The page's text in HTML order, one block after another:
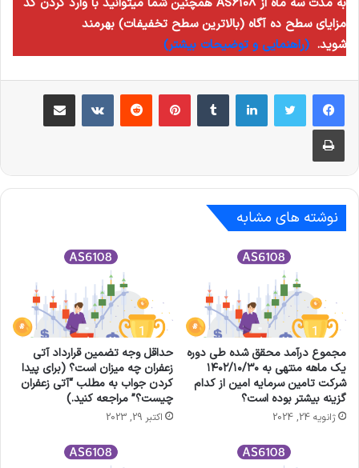
مزایای سطح ده آگاه (بالاترین سطح تخفیفات) بهرمند
شوید. (راهنمایی و توضیحات بیشتر)
لینکدین ‫تامبلر ‫پین‌ترست‫رددیت ‫VKontakteاشتراک گذاری از طریق ایمیل
چاپ
نوشته های مشابه
مجموع درآمد محقق شده طی دوره
یک ماهه منتهی به ۱۴۰۲/۱۰/۳۰
شرکت تامين سرمايه امين از کدام
گزینه بیشتر بوده است؟
ژانویه 24, 2024
حداقل وجه تضمین قرارداد آتی
زعفران چه میزان است؟ (برای پیدا
کردن جواب به مطلب “آتی زعفران
چیست؟” مراجعه کنید.)
اکتبر 29, 2023